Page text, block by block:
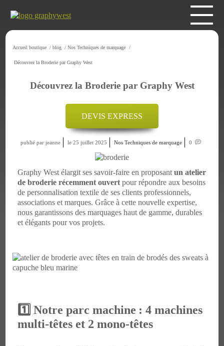
Accueil boutique / blog / Nos Techniques de marquage /
Découvrez la Broderie par Graphy West
Découvrez la Broderie par Graphy West
DEVIS EXPRESS
publié par jeanne le 25 juillet 2025 Nos Techniques de marquage 0
Graphy West élargit ses savoir-faire en proposantun atelier
de broderie récemment ouvertpour répondre aux besoins
de personnalisation textile de ses clients professionnels,
associations et marques. Grâce à cette nouvelle expertise,
nous garantissons des marquages haut de gamme, durables
et élégants pour vos projets.
1️⃣ Notre parc machine : 4 machines
multi-têtes et 2 mono-têtes